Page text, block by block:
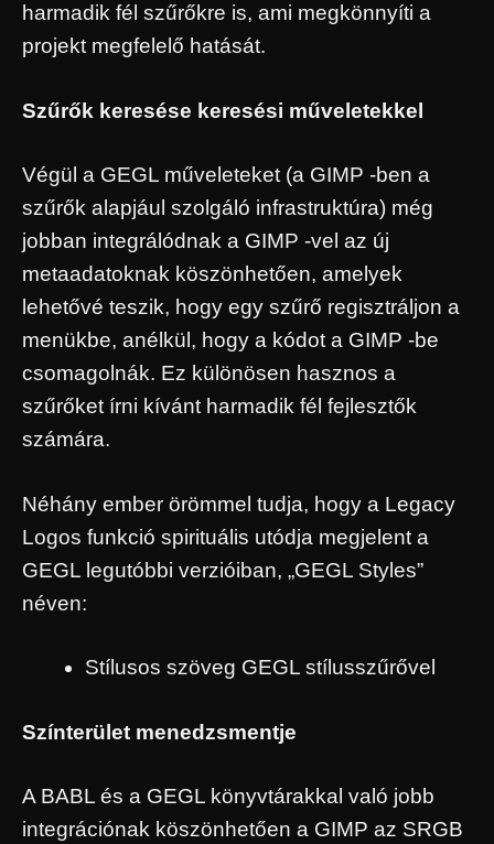
harmadik fél szűrőkre is, ami megkönnyíti a
projekt megfelelő hatását.
Szűrők keresése keresési műveletekkel
Végül a GEGL műveleteket (a GIMP -ben a
szűrők alapjául szolgáló infrastruktúra) még
jobban integrálódnak a GIMP -vel az új
metaadatoknak köszönhetően, amelyek
lehetővé teszik, hogy egy szűrő regisztráljon a
menükbe, anélkül, hogy a kódot a GIMP -be
csomagolnák. Ez különösen hasznos a
szűrőket írni kívánt harmadik fél fejlesztők
számára.
Néhány ember örömmel tudja, hogy a Legacy
Logos funkció spirituális utódja megjelent a
GEGL legutóbbi verzióiban, „GEGL Styles”
néven:
Stílusos szöveg GEGL stílusszűrővel
Színterület menedzsmentje
A BABL és a GEGL könyvtárakkal való jobb
integrációnak köszönhetően a GIMP az SRGB